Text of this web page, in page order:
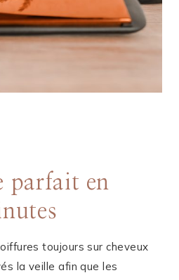
parfait en
toujours sur cheveux
la veille afin que les